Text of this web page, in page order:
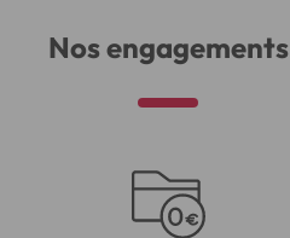
Nos engagements